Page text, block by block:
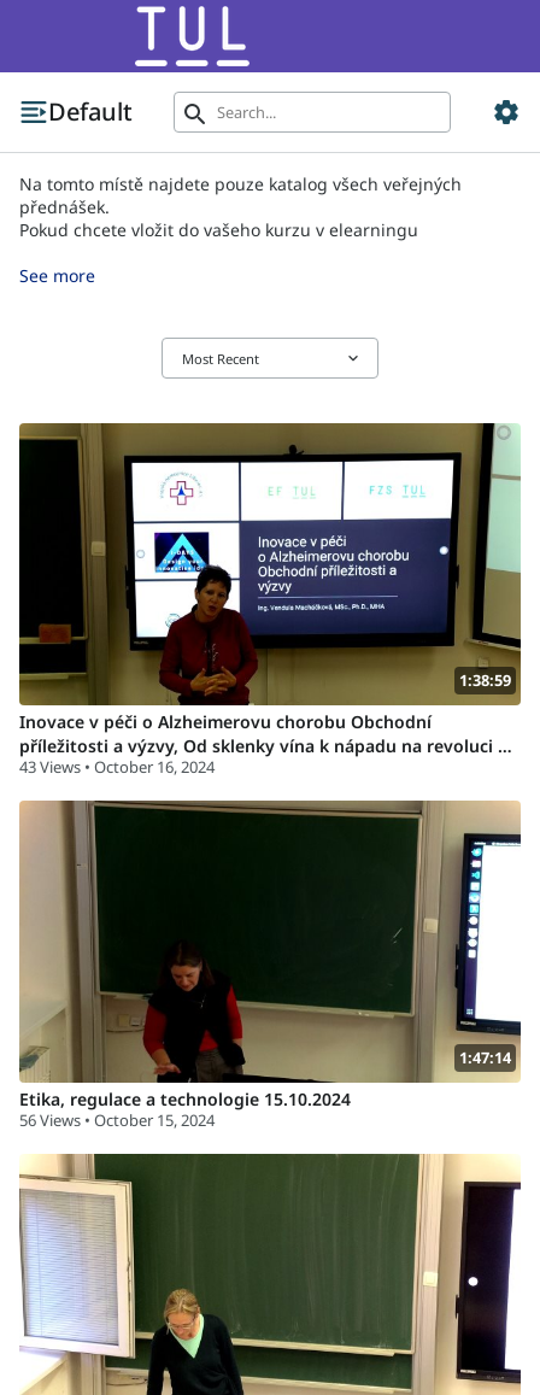
Default search settings
Na tomto místě najdete pouze katalog všech veřejných
přednášek.
Pokud chcete vložit do vašeho kurzu v elearningu
Meet nebo zaznamenali, fotoaparátem či mobilním
uložení záznamu na našich serverech.
See more
Most Recent keyboard_arrow_down
1:38:59
Inovace v péči o Alzheimerovu chorobu Obchodní
příležitosti a výzvy, Od sklenky vína k nápadu na revoluci ve
zdravotnictví 17.10.2024
43 Views • October 16, 2024
1:47:14
Etika, regulace a technologie 15.10.2024
56 Views • October 15, 2024